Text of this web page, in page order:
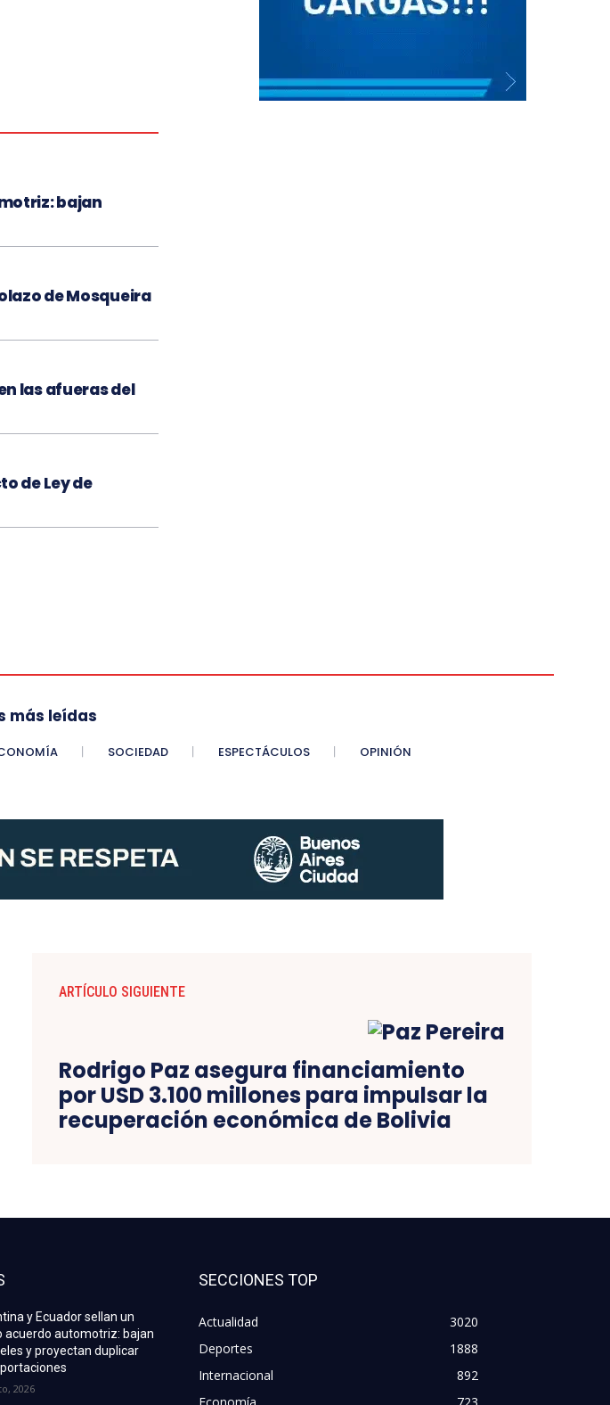
bajan
de Mosqueira
las afueras del
de Ley de
más leídas
SOCIEDAD ESPECTÁCULOS OPINIÓN
ARTÍCULO SIGUIENTE
Rodrigo Paz asegura financiamiento
por USD 3.100 millones para impulsar la
recuperación económica de Bolivia
y Ecuador sellan un
acuerdo automotriz: bajan
y proyectan duplicar
2026
SECCIONES TOP
Actualidad
3020
Deportes
1888
Internacional
892